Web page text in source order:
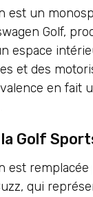
est un
Golf,
espace
et des
en fait
Golf
est remplacée
qui